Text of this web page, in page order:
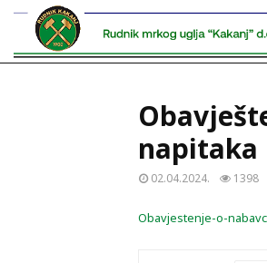
napitaka
02.04.2024. 1398
Obavjestenje-o-